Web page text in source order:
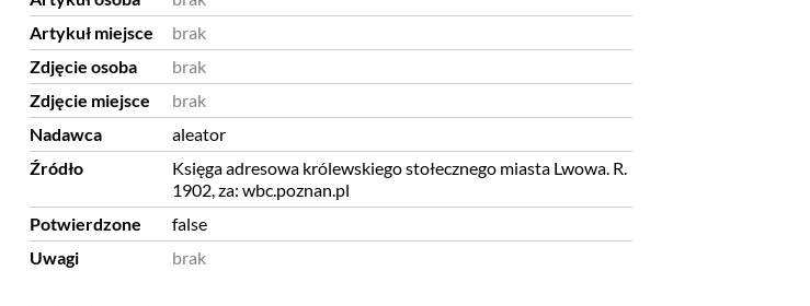
Artykuł miejsce
brak
Zdjęcie osoba
brak
Zdjęcie miejsce
brak
Nadawca
aleator
Źródło
Księga adresowa królewskiego stołecznego miasta Lwowa. R.
1902, za: wbc.poznan.pl
Potwierdzone
false
Uwagi
brak